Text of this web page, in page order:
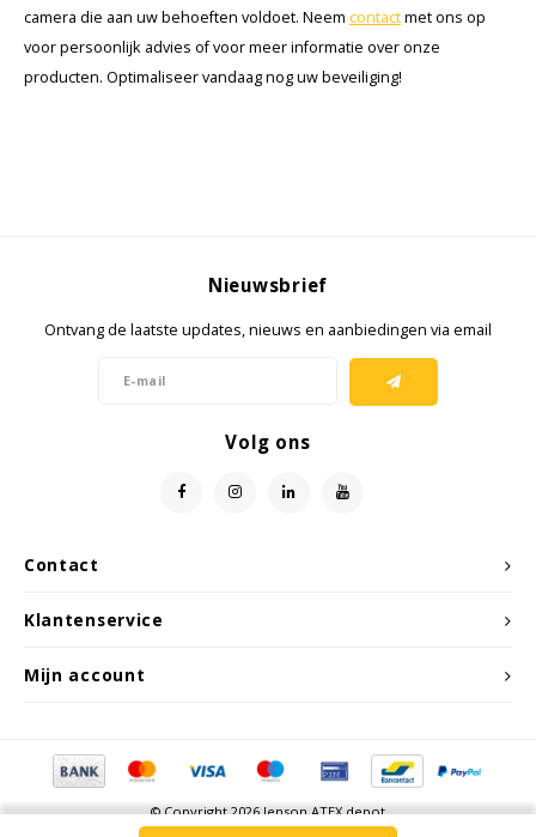
camera die aan uw behoeften voldoet. Neem contactmet ons op
voor persoonlijk advies of voor meer informatie over onze
producten. Optimaliseer vandaag nog uw beveiliging!
Contact
Nieuwsbrief
Ontvang de laatste updates, nieuws en aanbiedingen via email
Volg ons
Klantenservice
Mijn account
© Copyright 2026 Jenson ATEX depot